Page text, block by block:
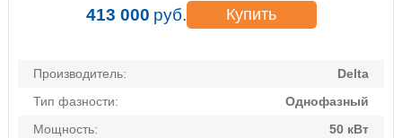
Производитель:
Delta
Тип фазности:
Однофазный
Мощность:
50 кВт
413 000 руб. Купить